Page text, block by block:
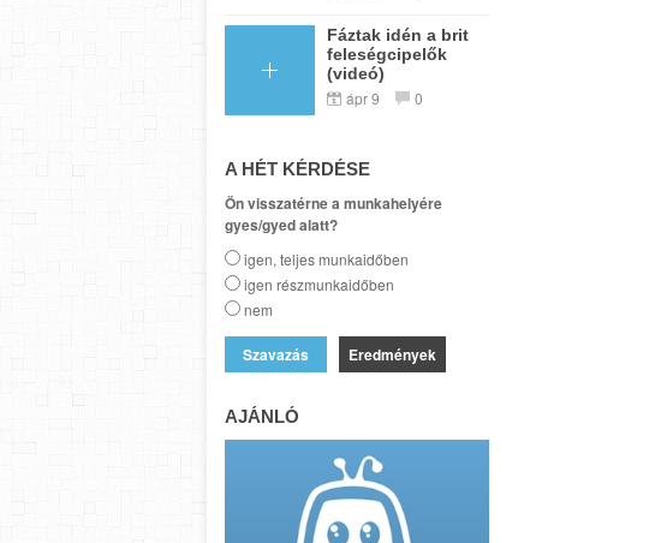
Fáztak idén a brit
feleségcipelők
(videó)
ápr 9 0
A HÉT KÉRDÉSE
Ön visszatérne a munkahelyére
gyes/gyed alatt?
igen, teljes munkaidőben
igen részmunkaidőben
nem
Eredmények
AJÁNLÓ